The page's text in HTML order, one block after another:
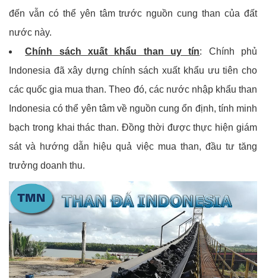
đến vẫn có thể yên tâm trước nguồn cung than của đất
nước này.
Chính sách xuất khẩu than uy tín: Chính phủ
Indonesia đã xây dựng chính sách xuất khẩu ưu tiên cho
các quốc gia mua than. Theo đó, các nước nhập khẩu than
Indonesia có thể yên tâm về nguồn cung ổn định, tính minh
bạch trong khai thác than. Đồng thời được thực hiện giám
sát và hướng dẫn hiệu quả việc mua than, đầu tư tăng
trưởng doanh thu.